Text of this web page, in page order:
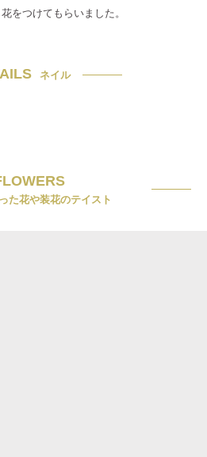
をつけてもらいました。
ネイル
た花や装花のテイスト